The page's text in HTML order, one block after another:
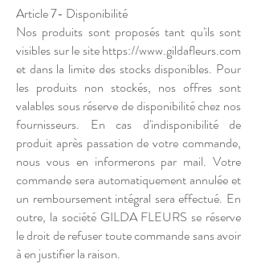
Article 7- Disponibilité
Nos produits sont proposés tant qu'ils sont
visibles sur le site https://www.gildafleurs.com
et dans la limite des stocks disponibles. Pour
les produits non stockés, nos offres sont
valables sous réserve de disponibilité chez nos
fournisseurs. En cas d'indisponibilité de
produit après passation de votre commande,
nous vous en informerons par mail. Votre
commande sera automatiquement annulée et
un remboursement intégral sera effectué. En
outre, la société GILDA FLEURS se réserve
le droit de refuser toute commande sans avoir
à en justifier la raison.